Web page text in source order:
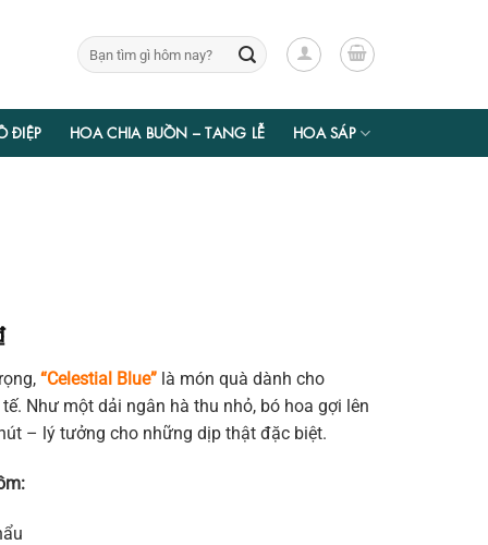
Tìm
kiếm:
ĐIỆP HOA CHIA BUỒN – TANG LỄ HOA SÁP
Giá
hiện
tại
là:
735.000 ₫.
“Celestial Blue” là món quà dành cho
Như một dải ngân hà thu nhỏ, bó hoa gợi lên
– lý tưởng cho những dịp thật đặc biệt.